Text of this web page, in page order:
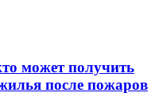
может получить
после пожаров